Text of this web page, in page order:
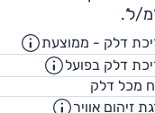
ל‘.
דלק - ממוצעת
דלק בפועל
מכל דלק
זיהום אוויר